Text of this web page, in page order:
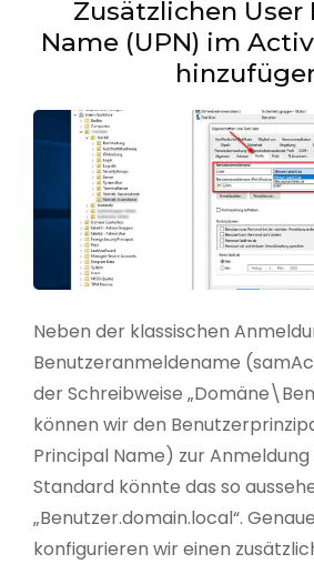
Zusätzlichen User
Name (UPN) im
Neben der klassischen
Benutzeranmeldename
der Schreibweise
können wir den
Principal Name) zur
Standard könnte das so
„Benutzer.domain.local“.
konfigurieren wir einen